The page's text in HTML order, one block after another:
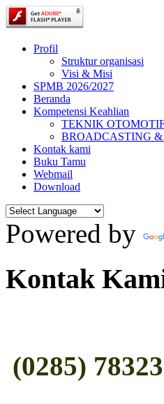
Profil
Struktur organisasi
Visi & Misi
SPMB 2026/2027
Beranda
Kompetensi Keahlian
TEKNIK
BROADCASTING
Kontak kami
Buku Tamu
Webmail
Download
Powered by
Kontak
(0285)